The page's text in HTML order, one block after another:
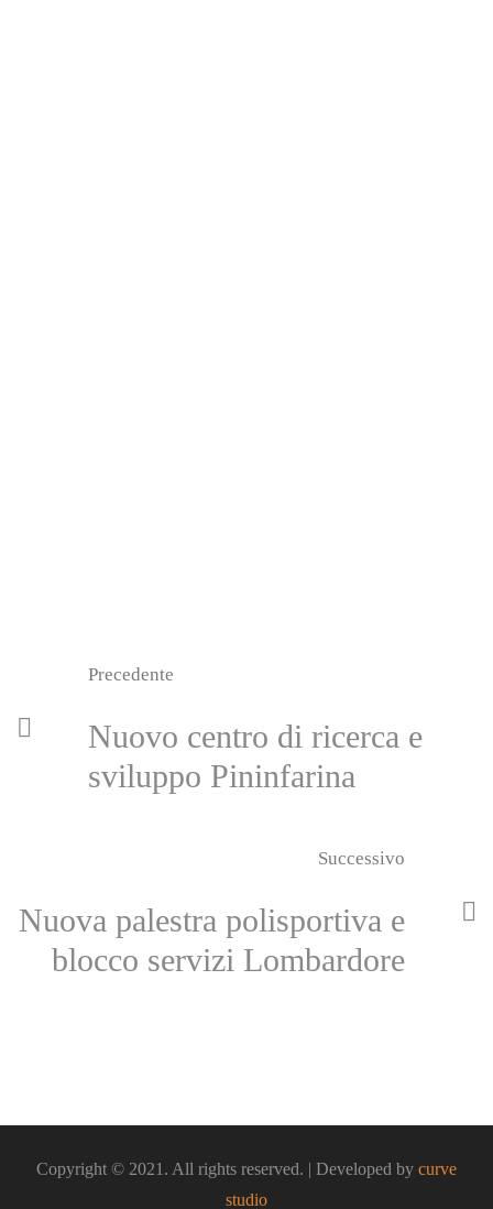
Precedente
Nuovo centro di ricerca e
sviluppo Pininfarina
Successivo
Nuova palestra polisportiva e
blocco servizi Lombardore
Copyright © 2021. All rights reserved. | Developed by curve
studio